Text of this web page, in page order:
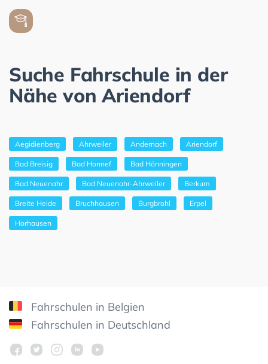
Suche Fahrschule in der
Nähe von Ariendorf
Aegidienberg Ahrweiler Andernach Ariendorf
Bad Breisig Bad Honnef Bad Hönningen
Bad Neuenahr Bad Neuenahr-Ahrweiler Berkum
Breite Heide Bruchhausen Burgbrohl Erpel
Horhausen
Fahrschulen in Belgien
Fahrschulen in Deutschland